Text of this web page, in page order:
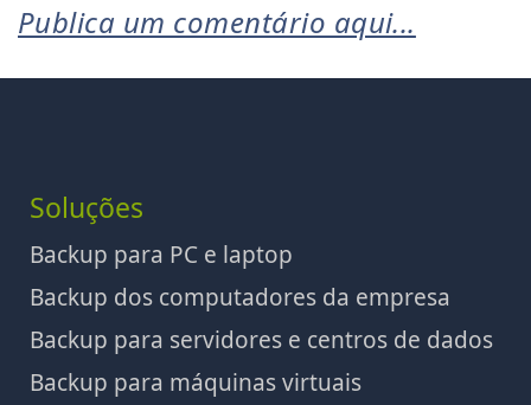
Publica um comentário aqui...
Soluções
Backup para PC e laptop
Backup dos computadores da empresa
Backup para servidores e centros de dados
Backup para máquinas virtuais